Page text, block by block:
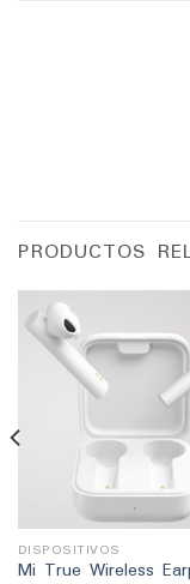
PRODUCTOS
DISPOSITIVOS
Mi True Wireless